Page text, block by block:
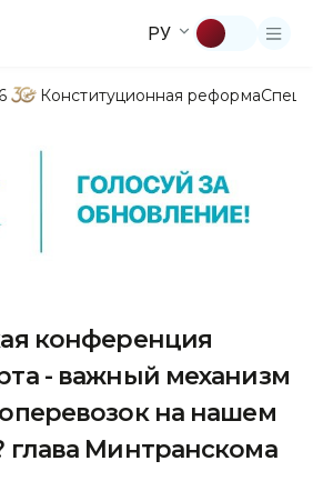
РУ
Конституционная реформа
конференция
- важный механизм
на нашем
глава Минтранскома